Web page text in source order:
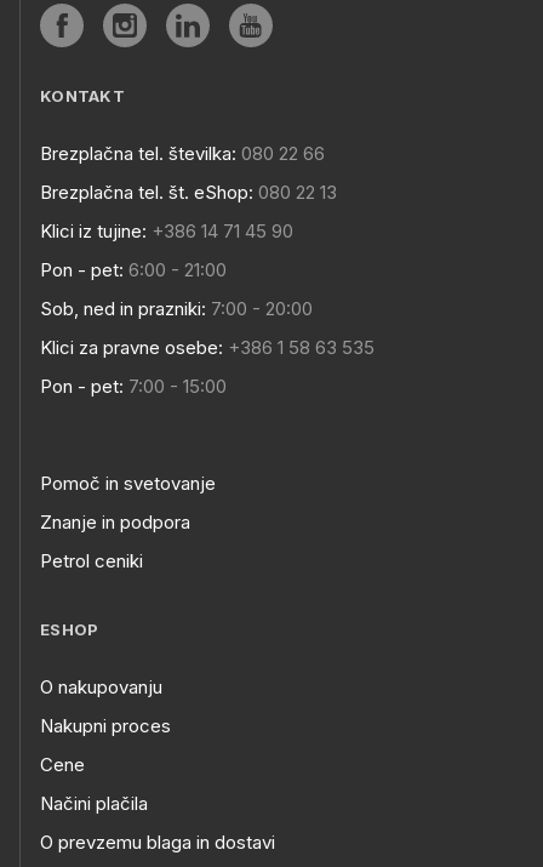
KONTAKT
Brezplačna tel. številka: 080 22 66
Brezplačna tel. št. eShop: 080 22 13
Klici iz tujine: +386 14 71 45 90
Pon - pet: 6:00 - 21:00
Sob, ned in prazniki: 7:00 - 20:00
Klici za pravne osebe: +386 1 58 63 535
Pon - pet: 7:00 - 15:00
Pomoč in svetovanje
Znanje in podpora
Petrol ceniki
ESHOP
O nakupovanju
Nakupni proces
Cene
Načini plačila
O prevzemu blaga in dostavi